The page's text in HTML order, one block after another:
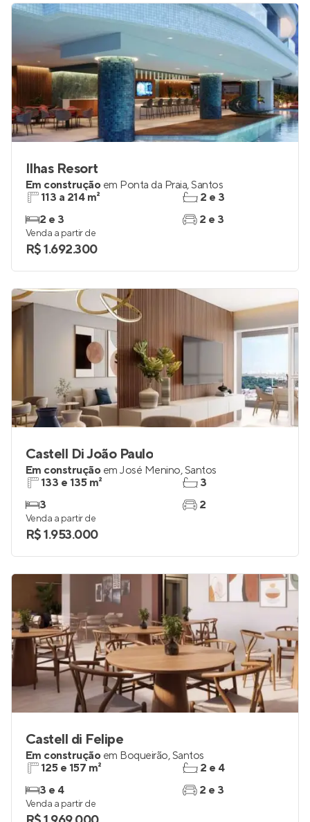
Ilhas Resort
Em construção em Ponta da Praia,Santos
113 a 214 m²
2 e 3
2 e 3
2 e 3
Venda a partir de
R$ 1.692.300
Castell Di João Paulo
Em construção em José Menino,Santos
133 e 135 m²
3
3
2
Venda a partir de
R$ 1.953.000
Castell di Felipe
Em construção em Boqueirão,Santos
125 e 157 m²
3 e 4
2 e 4
2 e 3
Venda a partir de